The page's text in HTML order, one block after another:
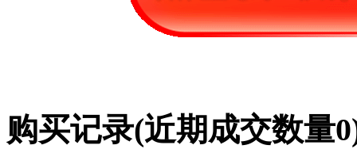
购买记录(近期成交数量0